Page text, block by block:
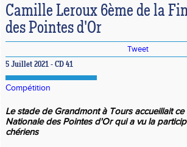
Camille Leroux 6ème de la
des Pointes d'Or
Tweet
5 Juillet 2021 - CD 41
Compétition
Le stade de Grandmont à Tours accueillait
Nationale des Pointes d'Or qui a vu la
chériens